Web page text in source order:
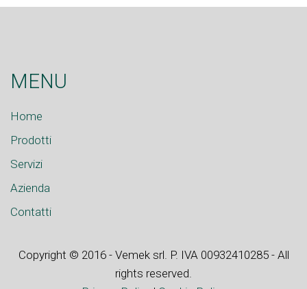
MENU
Home
Prodotti
Servizi
Azienda
Contatti
Copyright © 2016 - Vemek srl. P. IVA 00932410285 - All
rights reserved.